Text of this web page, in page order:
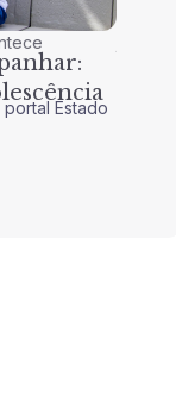
Estado